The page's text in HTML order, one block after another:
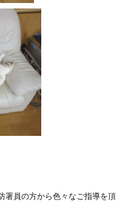
署員の方から色々なご指導を頂